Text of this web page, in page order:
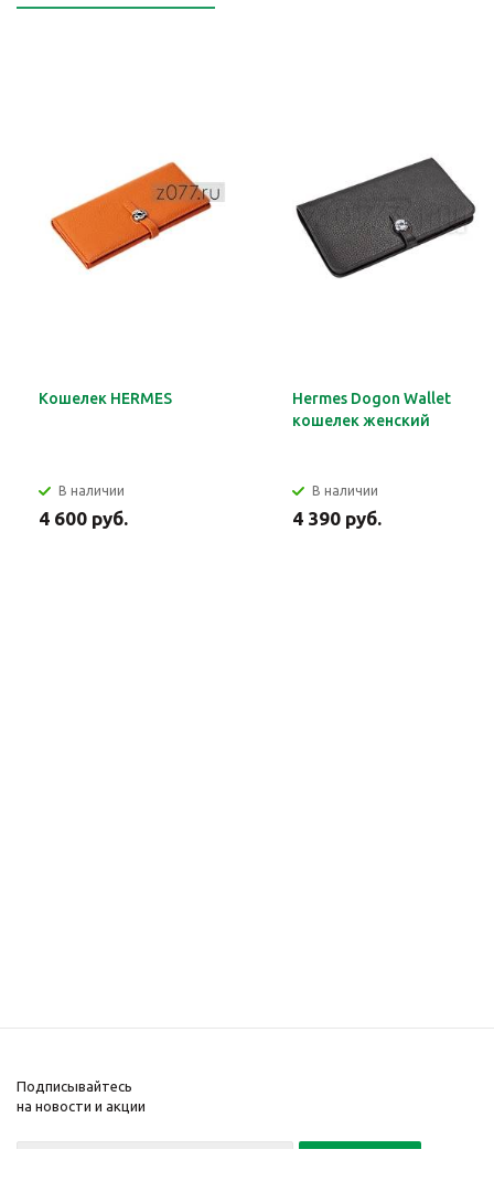
Кошелек HERMES
В наличии
4 600 руб.
Hermes Dogon Wallet
кошелек женский
В наличии
4 390 руб.
Подписывайтесь
на новости и акции